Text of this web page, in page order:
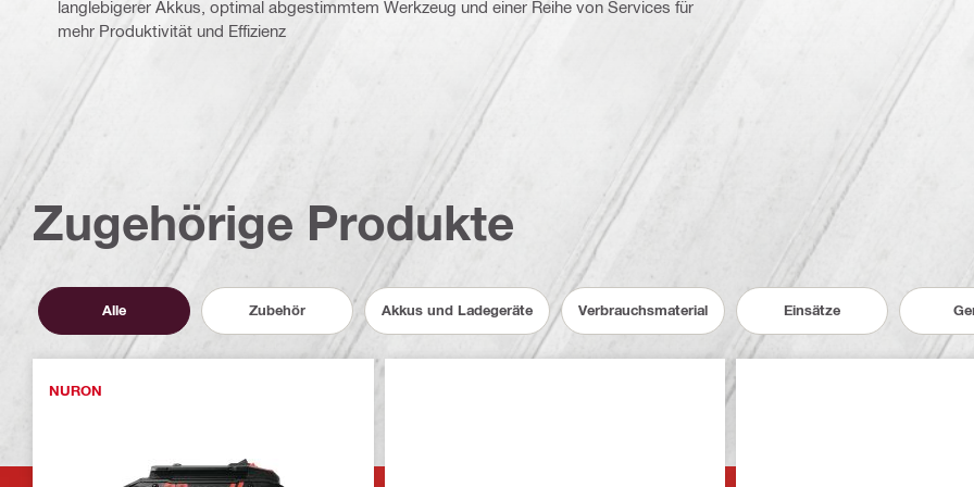
langlebigerer Akkus, optimal abgestimmtem Werkzeug und einer Reihe von Services für
mehr Produktivität und Effizienz
Zugehörige Produkte
Alle Zubehör Akkus und Ladegeräte Verbrauchsmaterial Einsätze
NURON